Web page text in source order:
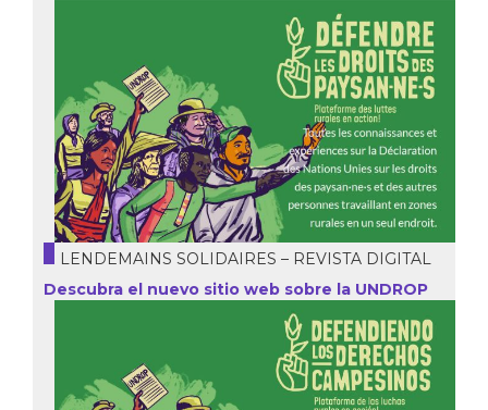
LENDEMAINS SOLIDAIRES – REVISTA DIGITAL
Descubra el nuevo sitio web sobre la UNDROP